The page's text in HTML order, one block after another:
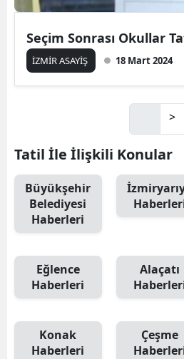
Seçim Sonrası Okullar
İZMİR ASAYİŞ 18 Mart 2024
>
Tatil İle İlişkili Konular
Büyükşehir
Belediyesi
Haberleri
Eğlence
Haberleri
Alaçatı
Konak
Haberleri
Çeşme